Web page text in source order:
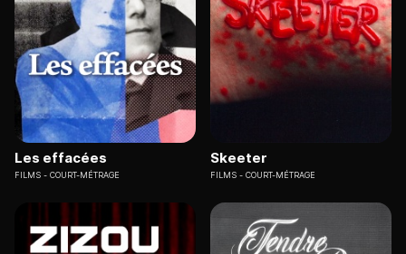
Les effacées
FILMS COURT-MÉTRAGE
Skeeter
FILMS COURT-MÉTRAGE